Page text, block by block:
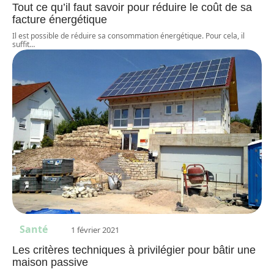
Tout ce qu’il faut savoir pour réduire le coût de sa
facture énergétique
Il est possible de réduire sa consommation énergétique. Pour cela, il
suffit…
Santé 1 février 2021
Les critères techniques à privilégier pour bâtir une
maison passive